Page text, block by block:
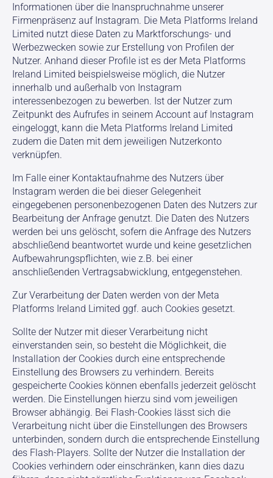
Informationen über die Inanspruchnahme unserer
Firmenpräsenz auf Instagram. Die Meta Platforms Ireland
Limited nutzt diese Daten zu Marktforschungs- und
Werbezwecken sowie zur Erstellung von Profilen der
Nutzer. Anhand dieser Profile ist es der Meta Platforms
Ireland Limited beispielsweise möglich, die Nutzer
innerhalb und außerhalb von Instagram
interessenbezogen zu bewerben. Ist der Nutzer zum
Zeitpunkt des Aufrufes in seinem Account auf Instagram
eingeloggt, kann die Meta Platforms Ireland Limited
zudem die Daten mit dem jeweiligen Nutzerkonto
verknüpfen.
Im Falle einer Kontaktaufnahme des Nutzers über
Instagram werden die bei dieser Gelegenheit
eingegebenen personenbezogenen Daten des Nutzers zur
Bearbeitung der Anfrage genutzt. Die Daten des Nutzers
werden bei uns gelöscht, sofern die Anfrage des Nutzers
abschließend beantwortet wurde und keine gesetzlichen
Aufbewahrungspflichten, wie z.B. bei einer
anschließenden Vertragsabwicklung, entgegenstehen.
Zur Verarbeitung der Daten werden von der Meta
Platforms Ireland Limited ggf. auch Cookies gesetzt.
Sollte der Nutzer mit dieser Verarbeitung nicht
einverstanden sein, so besteht die Möglichkeit, die
Installation der Cookies durch eine entsprechende
Einstellung des Browsers zu verhindern. Bereits
gespeicherte Cookies können ebenfalls jederzeit gelöscht
werden. Die Einstellungen hierzu sind vom jeweiligen
Browser abhängig. Bei Flash-Cookies lässt sich die
Verarbeitung nicht über die Einstellungen des Browsers
unterbinden, sondern durch die entsprechende Einstellung
des Flash-Players. Sollte der Nutzer die Installation der
Cookies verhindern oder einschränken, kann dies dazu